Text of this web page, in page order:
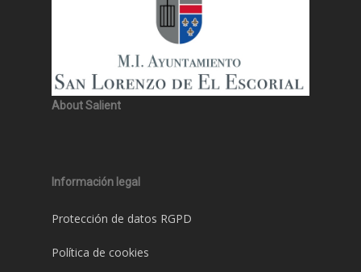
About Salient
Información legal
Protección de datos RGPD
Política de cookies